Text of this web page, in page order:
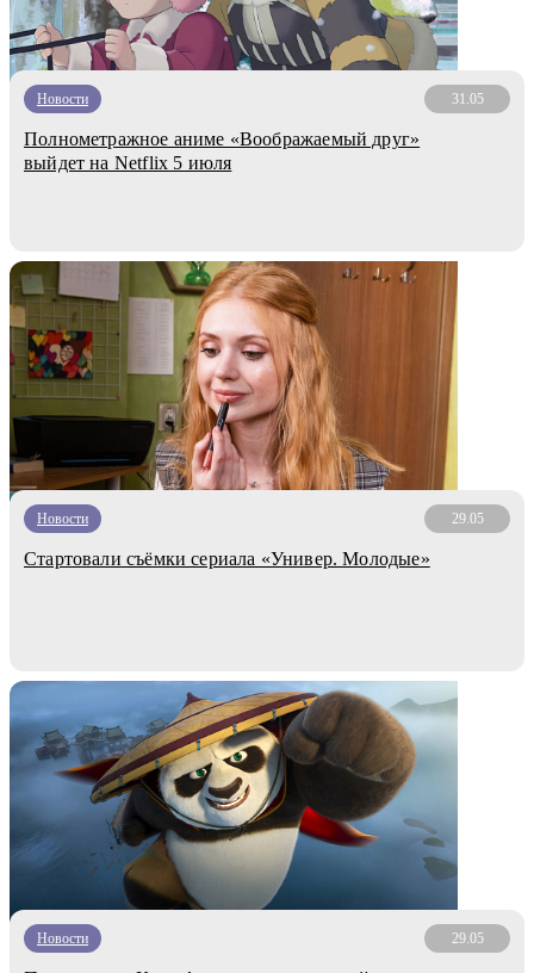
Новости 31.05
Полнометражное аниме «Воображаемый друг»
выйдет на Netflix 5 июля
Новости 29.05
Стартовали съёмки сериала «Универ. Молодые»
Новости 29.05